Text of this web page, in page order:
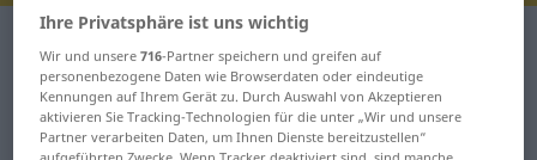
Deutsch-Tschechisch Übersetzung
für "Insolvenz"
Ihre Privatsphäre ist uns wichtig
Wir und unsere716-Partner speichern und greifen auf
personenbezogene Daten wie Browserdaten oder eindeutige
Kennungen auf Ihrem Gerät zu. Durch Auswahl von Akzeptieren
aktivieren Sie Tracking-Technologien für die unter „Wir und unsere
Partner verarbeiten Daten, um Ihnen Dienste bereitzustellen“